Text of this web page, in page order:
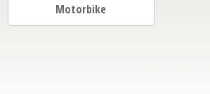
Motorbike